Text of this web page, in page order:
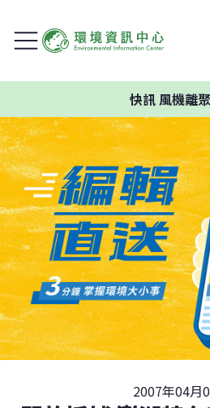
快訊風機離聚
2007年04月